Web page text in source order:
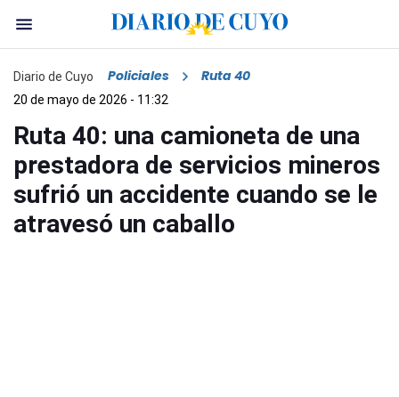
Diario de Cuyo Policiales Ruta 40
20 de mayo de 2026 - 11:32
Ruta 40: una camioneta de una
prestadora de servicios mineros
sufrió un accidente cuando se le
atravesó un caballo